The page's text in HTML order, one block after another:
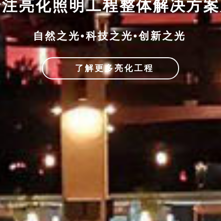
亮化照明工程整体解决方
自然之光•科技之光•创新之光
了解更多亮化工程